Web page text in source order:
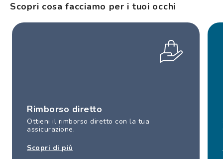
Scopri cosa facciamo per i tuoi occhi
Rimborso diretto
Ottieni il rimborso diretto con la tua
assicurazione.
Scopri di più